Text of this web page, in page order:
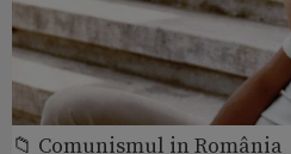
📁 Comunismul in România